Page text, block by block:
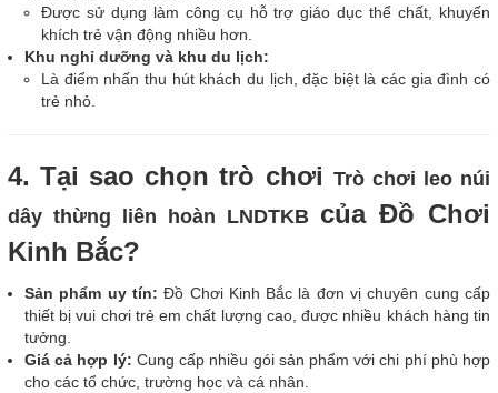
Được sử dụng làm công cụ hỗ trợ giáo dục thể chất, khuyến
khích trẻ vận động nhiều hơn.
Khu nghỉ dưỡng và khu du lịch:
Là điểm nhấn thu hút khách du lịch, đặc biệt là các gia đình có
trẻ nhỏ.
4. Tại sao chọn trò chơi Trò chơi leo núi
dây thừng liên hoàn LNDTKB của Đồ Chơi
Kinh Bắc?
Sản phẩm uy tín: Đồ Chơi Kinh Bắc là đơn vị chuyên cung cấp
thiết bị vui chơi trẻ em chất lượng cao, được nhiều khách hàng tin
tưởng.
Giá cả hợp lý: Cung cấp nhiều gói sản phẩm với chi phí phù hợp
cho các tổ chức, trường học và cá nhân.